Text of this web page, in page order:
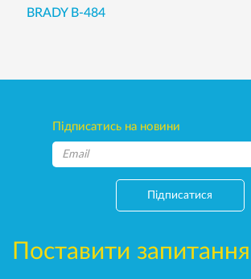
BRADY B-484
Підписатись на новини
Підписатися
Поставити запитання